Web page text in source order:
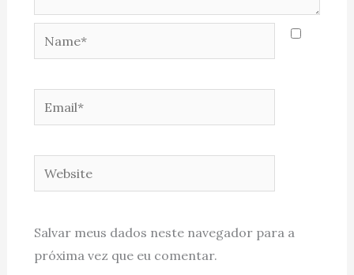
Name*
Email*
Website
Salvar meus dados neste navegador para a
próxima vez que eu comentar.